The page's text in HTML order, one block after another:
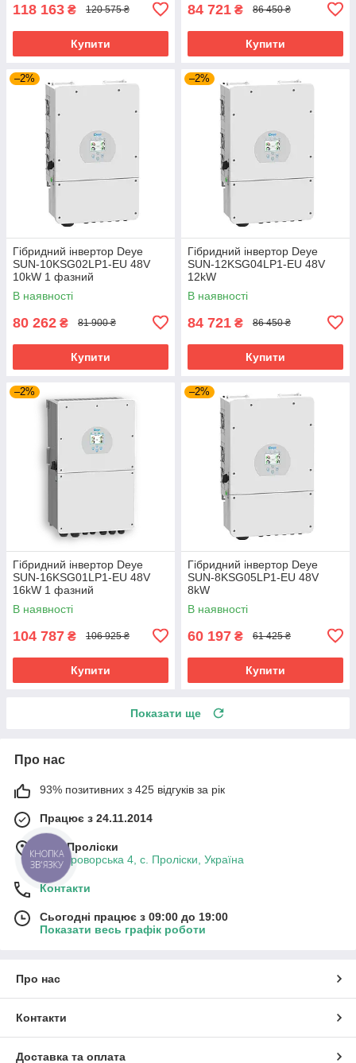
118 163 ₴ 120 575 ₴
Купити
84 721 ₴ 86 450 ₴
Купити
–2%
Гібридний інвертор Deye
SUN-10KSG02LP1-EU 48V
10kW 1 фазний
В наявності
80 262 ₴ 81 900 ₴
Купити
–2%
Гібридний інвертор Deye
SUN-12KSG04LP1-EU 48V
12kW
В наявності
84 721 ₴ 86 450 ₴
Купити
–2%
Гібридний інвертор Deye
SUN-16KSG01LP1-EU 48V
16kW 1 фазний
В наявності
104 787 ₴ 106 925 ₴
Купити
–2%
Гібридний інвертор Deye
SUN-8KSG05LP1-EU 48V
8kW
В наявності
60 197 ₴ 61 425 ₴
Купити
Показати ще
Про нас
93% позитивних з 425 відгуків за рік
Працює з 24.11.2014
м. с. Проліски
вул. Броворська 4, с. Проліски, Україна
Контакти
Сьогодні працює з 09:00 до 19:00
Показати весь графік роботи
Про нас
Контакти
Доставка та оплата
КНОПКА
ЗВ'ЯЗКУ